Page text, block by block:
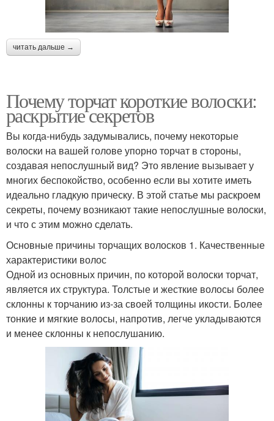
читать дальше →
Почему торчат короткие волоски:
раскрытие секретов
Вы когда-нибудь задумывались, почему некоторые
волоски на вашей голове упорно торчат в стороны,
создавая непослушный вид? Это явление вызывает у
многих беспокойство, особенно если вы хотите иметь
идеально гладкую прическу. В этой статье мы раскроем
секреты, почему возникают такие непослушные волоски,
и что с этим можно сделать.
Основные причины торчащих волосков 1. Качественные
характеристики волос
Одной из основных причин, по которой волоски торчат,
является их структура. Толстые и жесткие волосы более
склонны к торчанию из-за своей толщины икости. Более
тонкие и мягкие волосы, напротив, легче укладываются
и менее склонны к непослушанию.